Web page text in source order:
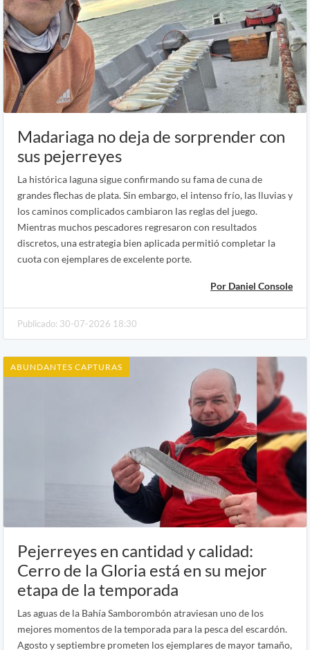
Madariaga no deja de sorprender con
sus pejerreyes
La histórica laguna sigue confirmando su fama de cuna de
grandes flechas de plata. Sin embargo, el intenso frío, las lluvias y
los caminos complicados cambiaron las reglas del juego.
Mientras muchos pescadores regresaron con resultados
discretos, una estrategia bien aplicada permitió completar la
cuota con ejemplares de excelente porte.
Por Daniel Console
Publicado: 30-07-2026 18:30
ABUNDANTES CAPTURAS
Pejerreyes en cantidad y calidad:
Cerro de la Gloria está en su mejor
etapa de la temporada
Las aguas de la Bahía Samborombón atraviesan uno de los
mejores momentos de la temporada para la pesca del escardón.
Agosto y septiembre prometen los ejemplares de mayor tamaño,